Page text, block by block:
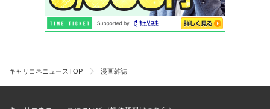
キャリコネニュースTOP 漫画雑誌